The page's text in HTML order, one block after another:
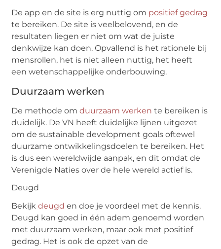
De app en de site is erg nuttig om positief gedrag
te bereiken. De site is veelbelovend, en de
resultaten liegen er niet om wat de juiste
denkwijze kan doen. Opvallend is het rationele bij
mensrollen, het is niet alleen nuttig, het heeft
een wetenschappelijke onderbouwing.
Duurzaam werken
De methode omduurzaam werken te bereiken is
duidelijk. De VN heeft duidelijke lijnen uitgezet
om de sustainable development goals oftewel
duurzame ontwikkelingsdoelen te bereiken. Het
is dus een wereldwijde aanpak, en dit omdat de
Verenigde Naties over de hele wereld actief is.
Deugd
Bekijkdeugd en doe je voordeel met de kennis.
Deugd kan goed in één adem genoemd worden
met duurzaam werken, maar ook met positief
gedrag. Het is ook de opzet van de